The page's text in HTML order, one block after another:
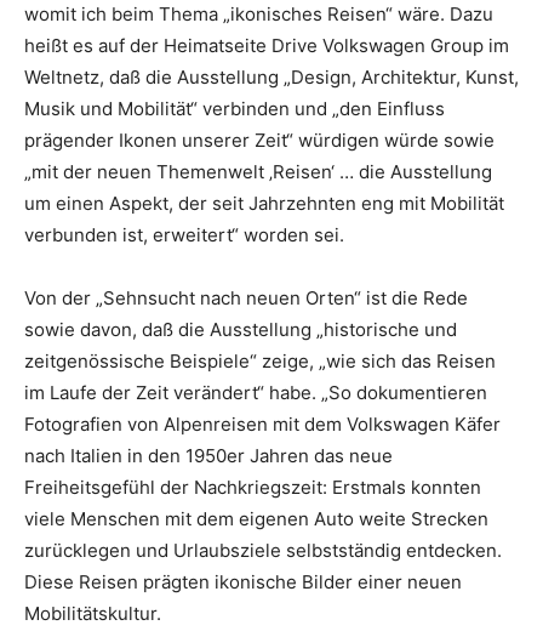
womit ich beim Thema „ikonisches Reisen“ wäre. Dazu
heißt es auf der Heimatseite Drive Volkswagen Group im
Weltnetz, daß die Ausstellung „Design, Architektur, Kunst,
Musik und Mobilität“ verbinden und „den Einfluss
prägender Ikonen unserer Zeit“ würdigen würde sowie
„mit der neuen Themenwelt ‚Reisen‘ … die Ausstellung
um einen Aspekt, der seit Jahrzehnten eng mit Mobilität
verbunden ist, erweitert“ worden sei.
Von der „Sehnsucht nach neuen Orten“ ist die Rede
sowie davon, daß die Ausstellung „historische und
zeitgenössische Beispiele“ zeige, „wie sich das Reisen
im Laufe der Zeit verändert“ habe. „So dokumentieren
Fotografien von Alpenreisen mit dem Volkswagen Käfer
nach Italien in den 1950er Jahren das neue
Freiheitsgefühl der Nachkriegszeit: Erstmals konnten
viele Menschen mit dem eigenen Auto weite Strecken
zurücklegen und Urlaubsziele selbstständig entdecken.
Diese Reisen prägten ikonische Bilder einer neuen
Mobilitätskultur.